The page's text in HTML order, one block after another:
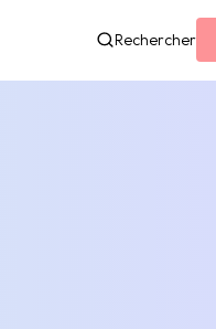
Rechercher